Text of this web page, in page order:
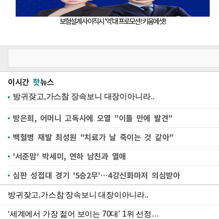
이시간 핫뉴스
방은희, 어머니 고독사에 오열 "이틀 만에 발견"
백혈병 재발 최성원 "치료가 날 죽이는 것 같아"
'서준맘' 박세미, 연하 남친과 열애
심판 성접대 경기 '5승2무'…4강신화마저 의심받아